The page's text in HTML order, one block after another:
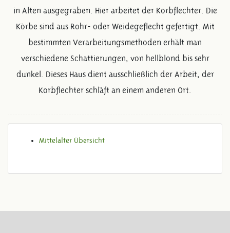
in Alten ausgegraben. Hier arbeitet der Korbflechter. Die
Körbe sind aus Rohr- oder Weidegeflecht gefertigt. Mit
bestimmten Verarbeitungsmethoden erhält man
verschiedene Schattierungen, von hellblond bis sehr
dunkel. Dieses Haus dient ausschließlich der Arbeit, der
Korbflechter schläft an einem anderen Ort.
Mittelalter Übersicht